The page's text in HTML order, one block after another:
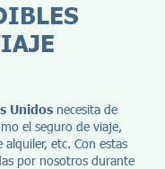
Unidos necesita de
el seguro de viaje,
etc. Con estas
por nosotros durante